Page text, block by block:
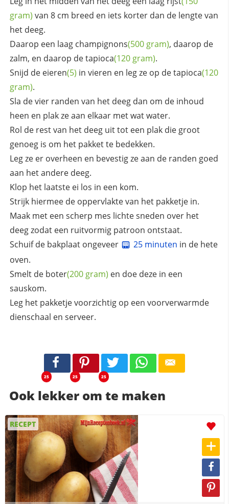
gram) van 8 cm breed en iets korter dan de lengte van
het deeg.
Daarop een laag champignons(500 gram), daarop de
zalm, en daarop detapioca(120 gram).
Snijd de eieren(5) in vieren en leg ze op detapioca(120
gram).
Sla de vier randen van het deeg dan om de inhoud
heen en plak ze aan elkaar met wat water.
Rol de rest van het deeg uit tot een plak die groot
genoeg is om het pakket te bedekken.
Leg ze er overheen en bevestig ze aan de randen goed
aan het andere deeg.
Klop het laatste ei los in een kom.
Strijk hiermee de oppervlakte van het pakketje in.
Maak met een scherp mes lichte sneden over het
deeg zodat een ruitvormig patroon ontstaat.
Schuif de bakplaat ongeveer
25 minuten in de hete
oven.
Smelt de boter(200 gram) en doe deze in een
sauskom.
Leg het pakketje voorzichtig op een voorverwarmde
dienschaal en serveer.
25 25 25
Ook lekker om te maken
RECEPT